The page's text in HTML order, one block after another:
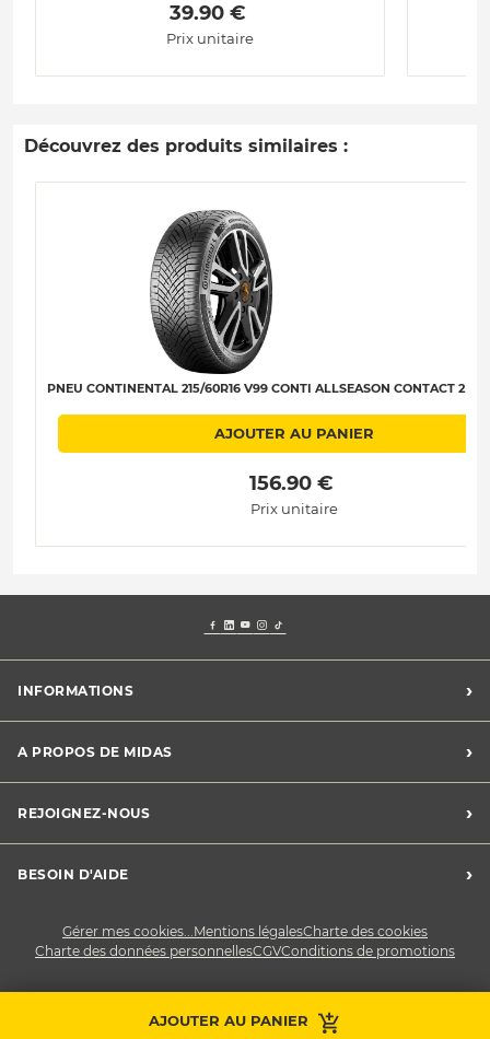
AJOUTER AU PANIER
39.90 €
Prix unitaire
Découvrez des produits similaires :
PNEU CONTINENTAL 215/60R16 V99 CONTI ALLSEASON CONTACT 2 XL
AJOUTER AU PANIER
156.90 €
Prix unitaire
INFORMATIONS ›
Charte des cookies
Charte des données personnelles
CGV
Conditions de promotions
A PROPOS DE MIDAS ›
Midas France
Développement durable
REJOIGNEZ-NOUS ›
Devenez franchisé
BESOIN D'AIDE ›
Gérer mes cookies...Mentions légalesCharte des cookies
Charte des données personnellesCGVConditions de promotions
Prendre RDV